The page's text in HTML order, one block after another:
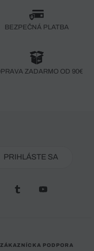
BEZPEČNÁ PLATBA
ZADARMO OD 90€
PRIHLÁSTE SA
ZÁKAZNÍCKA PODPORA